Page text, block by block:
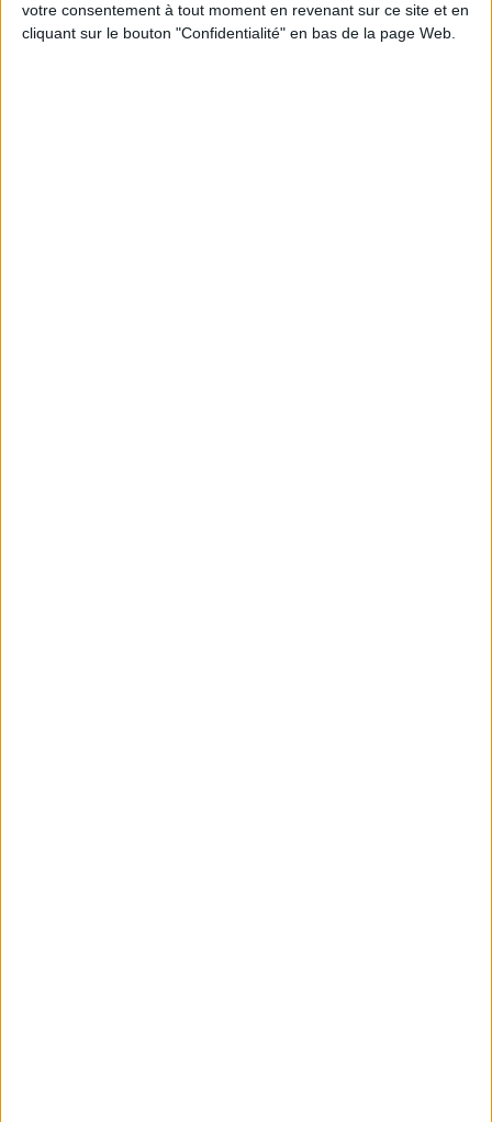
votre consentement à tout moment en revenant sur ce site et en
cliquant sur le bouton "Confidentialité" en bas de la page Web.
TOUT CE QUE VOUS DEVEZ FAIRE À PARIS EN AOÛT